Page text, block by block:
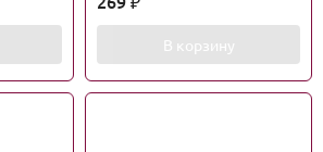
₽
В корзину